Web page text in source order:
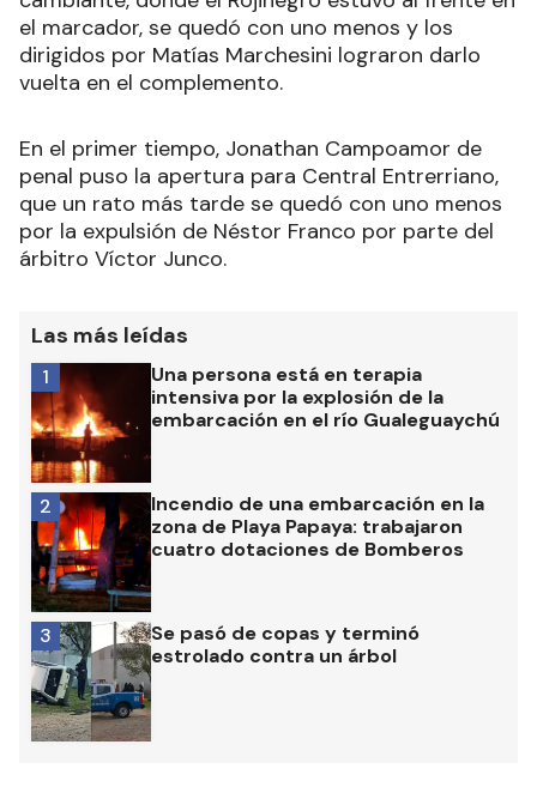
el marcador, se quedó con uno menos y los
dirigidos por Matías Marchesini lograron darlo
vuelta en el complemento.
En el primer tiempo, Jonathan Campoamor de
penal puso la apertura para Central Entrerriano,
que un rato más tarde se quedó con uno menos
por la expulsión de Néstor Franco por parte del
árbitro Víctor Junco.
Las más leídas
Una persona está en terapia
intensiva por la explosión de la
embarcación en el río Gualeguaychú
1
Incendio de una embarcación en la
zona de Playa Papaya: trabajaron
cuatro dotaciones de Bomberos
2
Se pasó de copas y terminó
estrolado contra un árbol
3